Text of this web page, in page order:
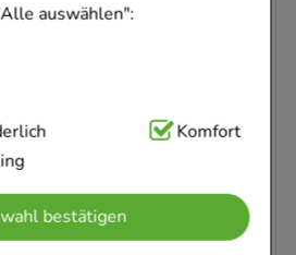
auswählen":
Hierbei handelt es sich um
unserer
(z.B. Navigation,
weshalb auf diese nicht
Komfort
bestätigen
100g
01578847
lieferbar